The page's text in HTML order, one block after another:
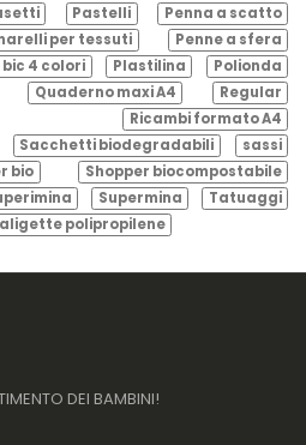
Pastelli
Penna a scatto
per tessuti
Penne a sfera
bic 4 colori Plastilina
Polionda
Quaderno maxi A4
Regular
Ricambi formato A4
Sacchetti biodegradabili
sassi
bio
Shopper biocompostabile
Supermina
Tatuaggi
polipropilene
DEI BAMBINI!